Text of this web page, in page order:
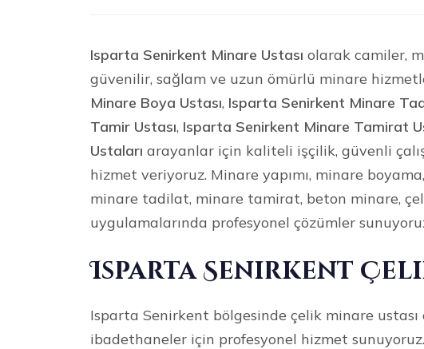
Isparta Senirkent Minare Ustası olarak camiler,
güvenilir, sağlam ve uzun ömürlü minare
Minare Boya Ustası, Isparta Senirkent Minare
Tamir Ustası, Isparta Senirkent Minare Tamirat
Ustaları arayanlar için kaliteli işçilik, güvenli
hizmet veriyoruz. Minare yapımı, minare
minare tadilat, minare tamirat, beton minare,
uygulamalarında profesyonel çözümler
Isparta Senirkent
Isparta Senirkent bölgesinde çelik minare
ibadethaneler için profesyonel hizmet